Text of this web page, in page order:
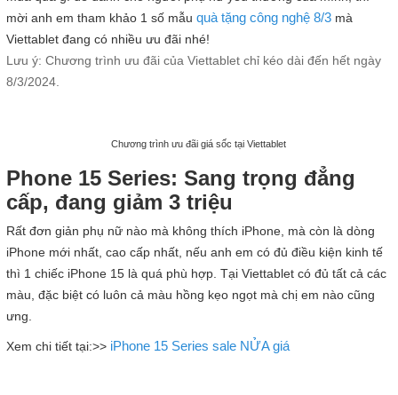
mời anh em tham khảo 1 số mẫu quà tặng công nghệ 8/3mà
Viettablet đang có nhiều ưu đãi nhé!
Lưu ý: Chương trình ưu đãi của Viettablet chỉ kéo dài đến hết ngày
8/3/2024.
Chương trình ưu đãi giá sốc tại Viettablet
Phone 15 Series: Sang trọng đẳng
cấp, đang giảm 3 triệu
Rất đơn giản phụ nữ nào mà không thích iPhone, mà còn là dòng
iPhone mới nhất, cao cấp nhất, nếu anh em có đủ điều kiện kinh tế
thì 1 chiếc iPhone 15 là quá phù hợp. Tại Viettablet có đủ tất cả các
màu, đặc biệt có luôn cả màu hồng kẹo ngọt mà chị em nào cũng
ưng.
Xem chi tiết tại:>>iPhone 15 Series sale NỬA giá